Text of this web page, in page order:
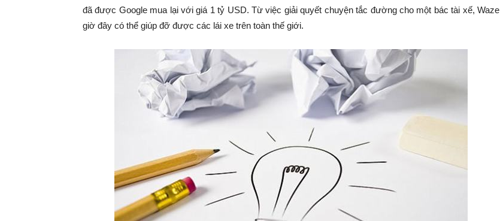
đã được Google mua lại với giá 1 tỷ USD. Từ việc giải quyết chuyện tắc đường cho một bác tài xế, Waze
giờ đây có thể giúp đỡ được các lái xe trên toàn thế giới.